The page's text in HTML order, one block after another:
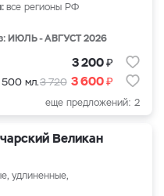
все регионы РФ
ИЮЛЬ - АВГУСТ 2026
3 200₽
мл.3 720 3 600₽
еще предложений: 2
Великан
удлиненные,